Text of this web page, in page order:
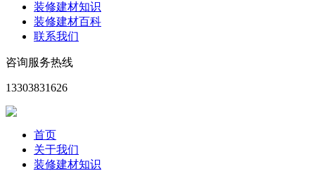
装修建材知识
装修建材百科
联系我们
咨询服务热线
13303831626
首页
关于我们
装修建材知识